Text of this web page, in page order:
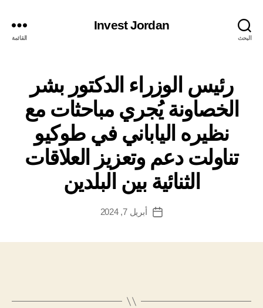
البحث
Invest Jordan
القائمة
رئيس الوزراء الدكتور بشر
الخصاونة يُجري مباحثات مع
نظيره الياباني في طوكيو
تناولت دعم وتعزيز العلاقات
الثنائية بين البلدين
تاريخأبريل 7, 2024